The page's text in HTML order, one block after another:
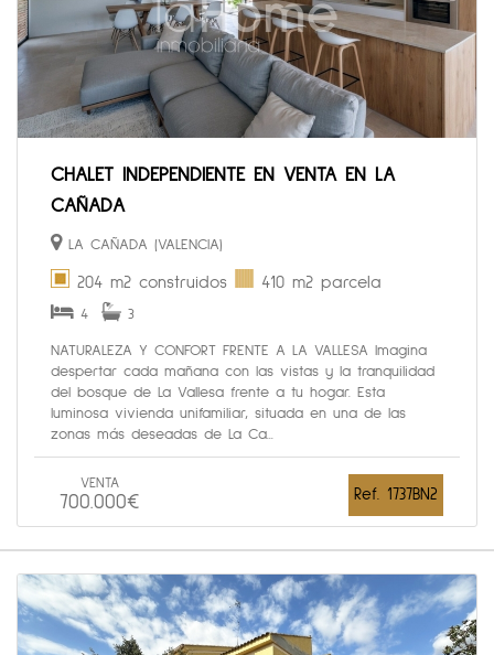
CHALET INDEPENDIENTE EN VENTA EN LA
CAÑADA
LA CAÑADA (VALENCIA)
204 m2 construidos 410 m2 parcela
4 3
NATURALEZA Y CONFORT FRENTE A LA VALLESA Imagina
despertar cada mañana con las vistas y la tranquilidad
del bosque de La Vallesa frente a tu hogar. Esta
luminosa vivienda unifamiliar, situada en una de las
zonas más deseadas de La Ca...
VENTA
700.000€ Ref. 1737BN2